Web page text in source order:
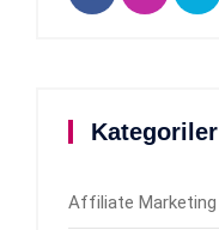
Kategoriler
Affiliate Marketing